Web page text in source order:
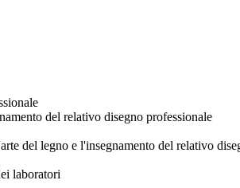
del relativo disegno professionale
del legno e l'insegnamento del relativo
laboratori